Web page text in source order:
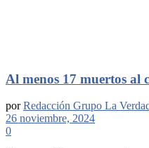
Al menos 17 muertos al
por Redacción Grupo La
26 noviembre, 2024
0